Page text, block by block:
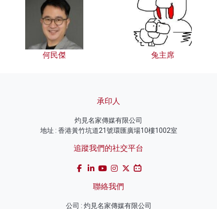
何民傑 兔主席
承印人
灼見名家傳媒有限公司
地址 : 香港黃竹坑道21號環匯廣場10樓1002室
追蹤我們的社交平台
聯絡我們
公司 : 灼見名家傳媒有限公司